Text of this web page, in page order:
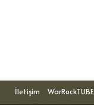
İletişim WarRockTUBE